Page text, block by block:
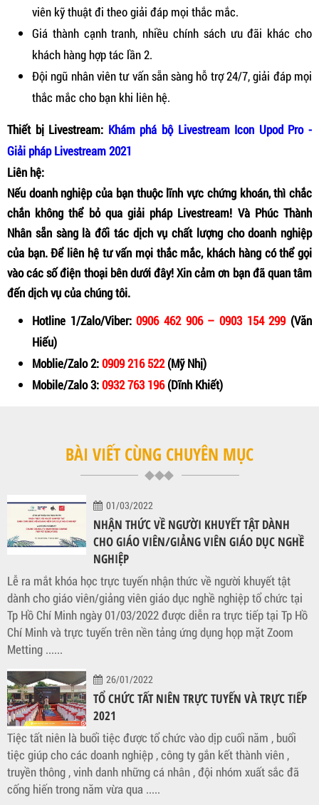
viên kỹ thuật đi theo giải đáp mọi thắc mắc.
Giá thành cạnh tranh, nhiều chính sách ưu đãi khác cho
khách hàng hợp tác lần 2.
Đội ngũ nhân viên tư vấn sẵn sàng hỗ trợ 24/7, giải đáp mọi
thắc mắc cho bạn khi liên hệ.
Thiết bị Livestream: Khám phá bộ Livestream Icon Upod Pro -
Giải pháp Livestream 2021
Liên hệ:
Nếu doanh nghiệp của bạn thuộc lĩnh vực chứng khoán, thì chắc
chắn không thể bỏ qua giải pháp Livestream! Và Phúc Thành
Nhân sẵn sàng là đối tác dịch vụ chất lượng cho doanh nghiệp
của bạn. Để liên hệ tư vấn mọi thắc mắc, khách hàng có thể gọi
vào các số điện thoại bên dưới đây! Xin cảm ơn bạn đã quan tâm
đến dịch vụ của chúng tôi.
Hotline 1/Zalo/Viber:0906 462 906–0903 154 299(Văn
Hiếu)
Moblie/Zalo 2:0909 216 522(Mỹ Nhị)
Mobile/Zalo 3:0932 763 196(Dĩnh Khiết)
BÀI VIẾT CÙNG CHUYÊN MỤC
01/03/2022
NHẬN THỨC VỀ NGƯỜI KHUYẾT TẬT DÀNH
CHO GIÁO VIÊN/GIẢNG VIÊN GIÁO DỤC NGHỀ
NGHIỆP
Lễ ra mắt khóa học trực tuyến nhận thức về người khuyết tật
dành cho giáo viên/giảng viên giáo dục nghề nghiệp tổ chức tại
Tp Hồ Chí Minh ngày 01/03/2022 được diễn ra trực tiếp tại Tp Hồ
Chí Minh và trực tuyến trên nền tảng ứng dụng họp mặt Zoom
Metting ......
26/01/2022
TỔ CHỨC TẤT NIÊN TRỰC TUYẾN VÀ TRỰC TIẾP
2021
Tiệc tất niên là buổi tiệc được tổ chức vào dịp cuối năm , buổi
tiệc giúp cho các doanh nghiệp , công ty gắn kết thành viên ,
truyền thông , vinh danh những cá nhân , đội nhóm xuất sắc đã
cống hiến trong năm vừa qua .....